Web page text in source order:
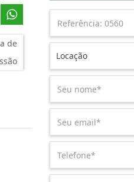
de
Locação